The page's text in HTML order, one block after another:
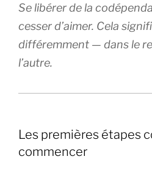
Se libérer de la
cesser d’aimer. Cela
différemment — dans le
l’autre.
Les premières étapes
commencer